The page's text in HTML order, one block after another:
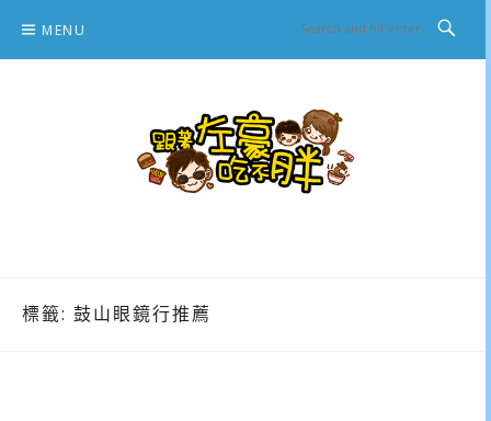
content
MENU
標籤: 鼓山眼鏡行推薦